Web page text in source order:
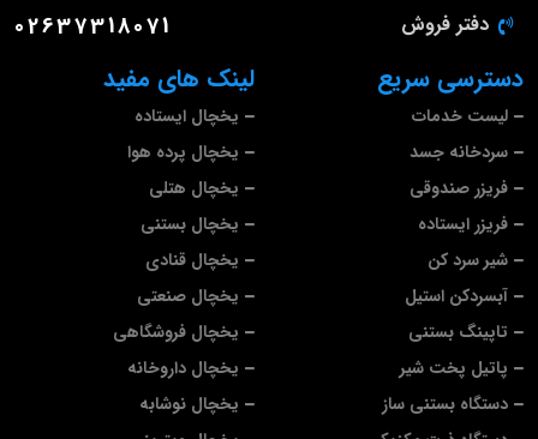
لینک های مفید
یخچال ایستاده
یخچال پرده هوا
یخچال هتلی
یخچال بستنی
یخچال قنادی
یخچال صنعتی
یخچال فروشگاهی
یخچال داروخانه
یخچال نوشابه
دسترسی سریع
لیست خدمات
سردخانه جسد
فریزر صندوقی
فریزر ایستاده
شیر سرد کن
آبسردکن استیل
تاپینگ بستنی
پاتیل پخت شیر
دستگاه بستنی ساز
دفتر فروش 02637318071